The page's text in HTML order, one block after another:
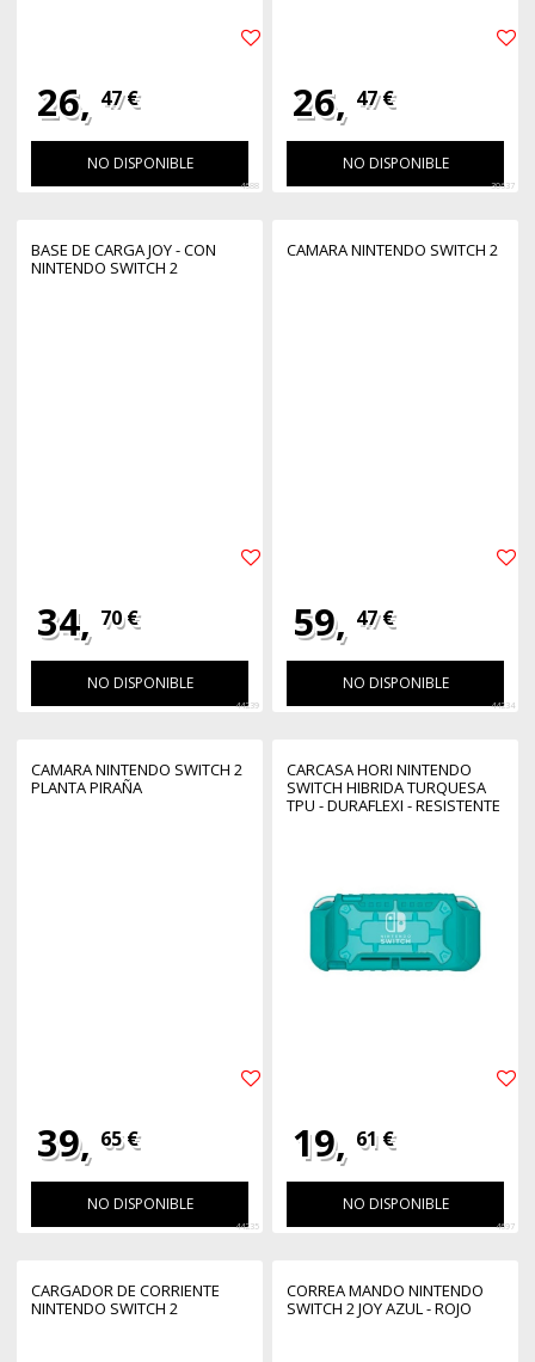
26, 47 €
NO DISPONIBLE
4688
26, 47 €
NO DISPONIBLE
30637
BASE DE CARGA JOY - CON
NINTENDO SWITCH 2
34, 70 €
NO DISPONIBLE
44239
CAMARA NINTENDO SWITCH 2
59, 47 €
NO DISPONIBLE
44234
CAMARA NINTENDO SWITCH 2
PLANTA PIRAÑA
39, 65 €
NO DISPONIBLE
44235
CARCASA HORI NINTENDO
SWITCH HIBRIDA TURQUESA
TPU - DURAFLEXI - RESISTENTE
19, 61 €
NO DISPONIBLE
4697
CARGADOR DE CORRIENTE
NINTENDO SWITCH 2
CORREA MANDO NINTENDO
SWITCH 2 JOY AZUL - ROJO